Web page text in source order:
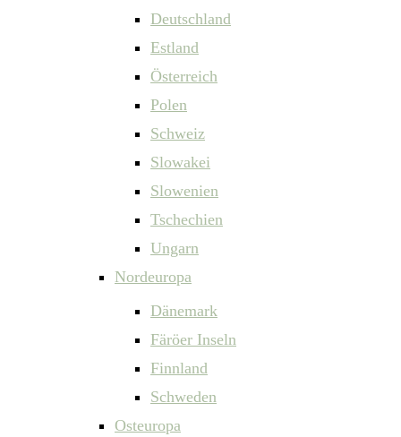
Deutschland
Estland
Österreich
Polen
Schweiz
Slowakei
Slowenien
Tschechien
Ungarn
Nordeuropa
Dänemark
Färöer Inseln
Finnland
Schweden
Osteuropa